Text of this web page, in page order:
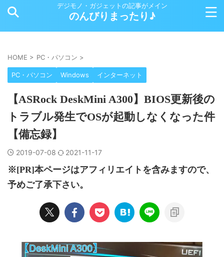
デジモノ・ガジェットの記事がメイン
のんびりまったり♪
HOME > PC・パソコン >
PC・パソコン Windows インターネット
【ASRock DeskMini A300】BIOS更新後の
トラブル発生でOSが起動しなくなった件
【備忘録】
2019-07-08 2021-11-17
※[PR]本ページはアフィリエイトを含みますので、
予めご了承下さい。